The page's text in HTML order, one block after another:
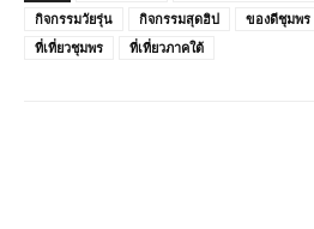
กิจกรรมวัยรุ่น
กิจกรรมสุดฮิป ของดีชุมพร
ที่เที่ยวชุมพร
ที่เที่ยวภาคใต้